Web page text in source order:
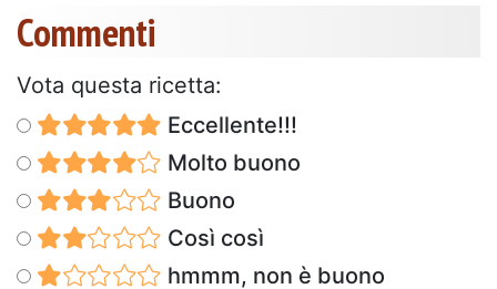
Commenti
Vota questa ricetta:
Eccellente!!!
Molto buono
Buono
Così così
hmmm, non è buono